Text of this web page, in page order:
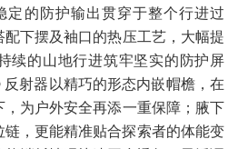
定的防护输出贯穿于整个行进过
下摆及袖口的热压工艺，大幅提
续的山地行进筑牢坚实的防护屏
射器以精巧的形态内嵌帽檐，在
为户外安全再添一重保障；腋下
，更能精准贴合探索者的体能变